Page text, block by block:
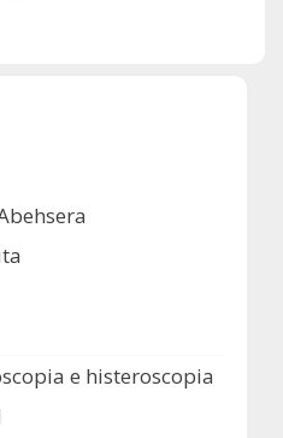
e histeroscopia